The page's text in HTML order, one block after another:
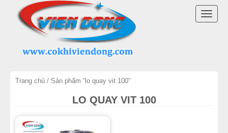
Trang chủ / Sản phẩm “lo quay vit 100”
LO QUAY VIT 100
DANH MỤC SẢN PHẨM
LÒ QUAY VỊT INOX
LÒ QUAY VỊT VIỆT NAM